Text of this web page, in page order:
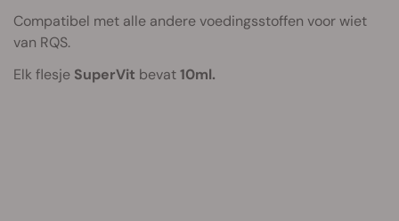
Compatibel met alle andere voedingsstoffen voor wiet
van RQS.
Elk flesje SuperVit bevat10ml.